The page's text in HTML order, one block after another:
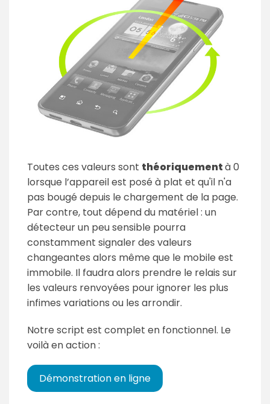
Toutes ces valeurs sont théoriquementà 0
lorsque l’appareil est posé à plat et qu'il n'a
pas bougé depuis le chargement de la page.
Par contre, tout dépend du matériel : un
détecteur un peu sensible pourra
constamment signaler des valeurs
changeantes alors même que le mobile est
immobile. Il faudra alors prendre le relais sur
les valeurs renvoyées pour ignorer les plus
infimes variations ou les arrondir.
Notre script est complet en fonctionnel. Le
voilà en action :
Démonstration en ligne